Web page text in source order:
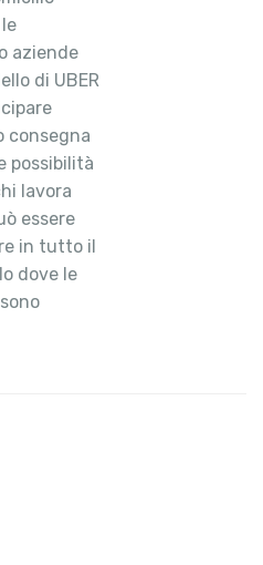
aziende
di UBER
consegna
possibilità
lavora
essere
in tutto il
dove le